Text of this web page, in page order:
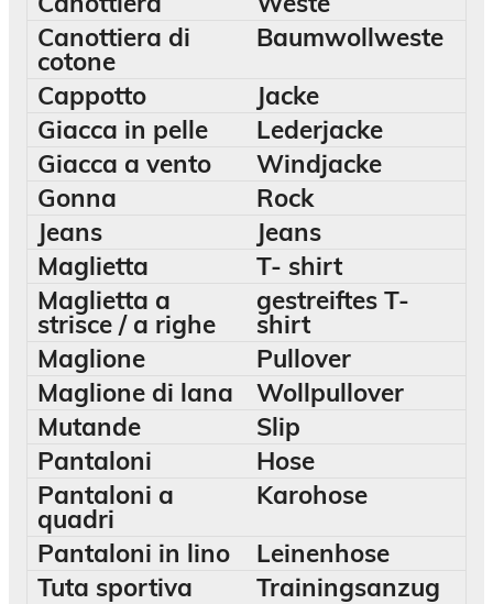
Canottiera di
cotone
Baumwollweste
Cappotto
Jacke
Giacca in pelle
Lederjacke
Giacca a vento
Windjacke
Gonna
Rock
Jeans
Jeans
Maglietta
T- shirt
Maglietta a
strisce / a righe
gestreiftes T-
shirt
Maglione
Pullover
Maglione di lana
Wollpullover
Mutande
Slip
Pantaloni
Hose
Pantaloni a
quadri
Karohose
Pantaloni in lino
Leinenhose
Tuta sportiva
Trainingsanzug